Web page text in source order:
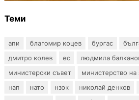
Теми
апи благомир коцев бургас
дмитро колев
ес людмила
министерски съвет
министерство на
нап
нато нзок николай денков